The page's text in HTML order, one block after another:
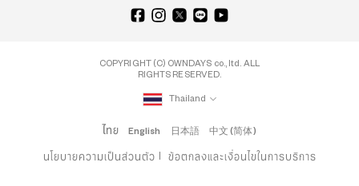
COPYRIGHT (C) OWNDAYS co., ltd. ALL
RIGHTS RESERVED.
Thailand
ไทย English 日本語 中文 (简体)
นโยบายความเป็นส่วนตัว ข้อตกลงและเงื่อนไขในการบริการ